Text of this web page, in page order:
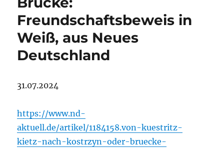
Freundschaftsbeweis in
Weiß, aus Neues
Deutschland
31.07.2024
https://www.nd-
aktuell.de/artikel/1184158.von-kuestritz-
kietz-nach-kostrzyn-oder-bruecke-